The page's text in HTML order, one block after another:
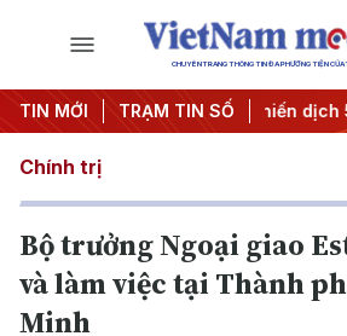
CHUYÊN TRANG THÔNG TIN ĐA PHƯƠNG TIỆN CỦA
TIN MỚI TRẠM TIN SỐ
hành động #Chiến dịch 500
Chính trị
Bộ trưởng Ngoại giao
và làm việc tại Thành
Minh